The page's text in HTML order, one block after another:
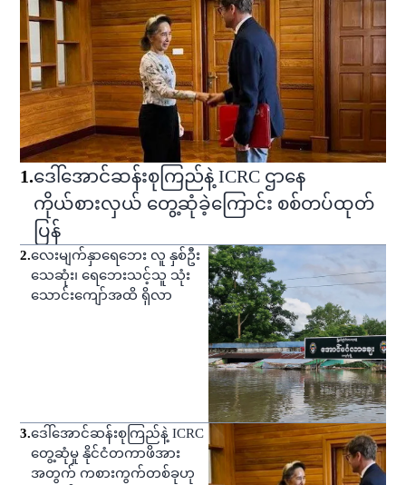
1.ဒေါ်အောင်ဆန်းစုကြည်နဲ့ ICRC ဌာနေ
ကိုယ်စားလှယ် တွေ့ဆုံခဲ့ကြောင်း စစ်တပ်ထုတ်
ပြန်
2.လေးမျက်နှာရေဘေး လူ နှစ်ဦး
သေဆုံး၊ ရေဘေးသင့်သူ သုံး
သောင်းကျော်အထိ ရှိလာ
3.ဒေါ်အောင်ဆန်းစုကြည်နဲ့ ICRC
တွေ့ဆုံမှု နိုင်ငံတကာဖိအား
အတွက် ကစားကွက်တစ်ခုဟု